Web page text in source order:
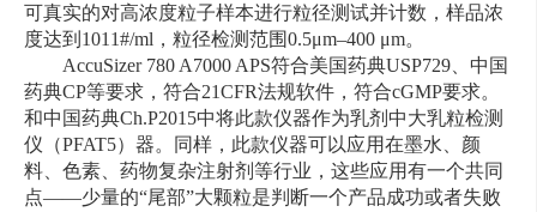
可真实的对高浓度粒子样本进行粒径测试并计数，样品浓
度达到1011#/ml，粒径检测范围0.5μm–400 μm。
AccuSizer 780 A7000 APS符合美国药典USP729、中国
药典CP等要求，符合21CFR法规软件，符合cGMP要求。
和中国药典Ch.P2015中将此款仪器作为乳剂中大乳粒检测
仪（PFAT5）器。同样，此款仪器可以应用在墨水、颜
料、色素、药物复杂注射剂等行业，这些应用有一个共同
点——少量的“尾部”大颗粒是判断一个产品成功或者失败